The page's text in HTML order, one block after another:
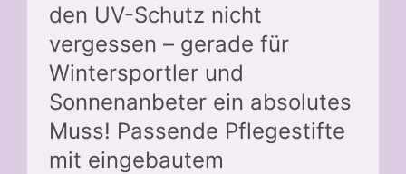
den UV-Schutz nicht
vergessen – gerade für
Wintersportler und
Sonnenanbeter ein absolutes
Muss! Passende Pflegestifte
mit eingebautem